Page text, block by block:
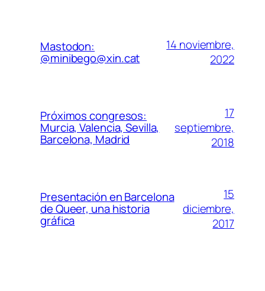
Mastodon:
@minibego@xin.cat
14 noviembre,
2022
Próximos congresos:
Murcia, Valencia, Sevilla,
Barcelona, Madrid
17
septiembre,
2018
Presentación en Barcelona
de Queer, una historia
gráfica
15
diciembre,
2017